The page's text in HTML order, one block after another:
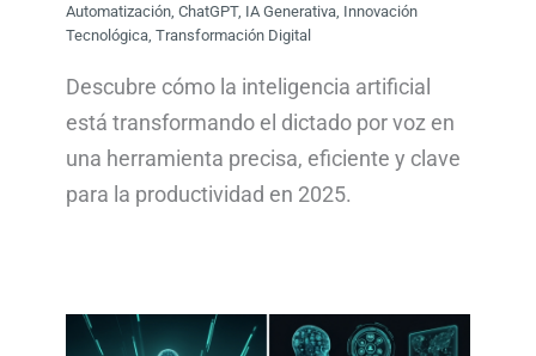
Automatización,ChatGPT, IA Generativa, Innovación
Tecnológica,Transformación Digital
Descubre cómo la inteligencia artificial
está transformando el dictado por voz en
una herramienta precisa, eficiente y clave
para la productividad en 2025.